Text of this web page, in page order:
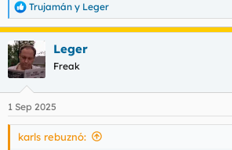
R
e
a
c
c
i
e
s
Trujamán y Leger
Leger
Freak
1 Sep 2025
karls rebuznó: